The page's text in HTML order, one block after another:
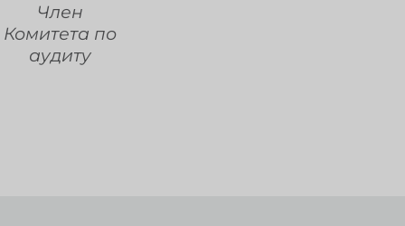
Член
Комитета по
аудиту